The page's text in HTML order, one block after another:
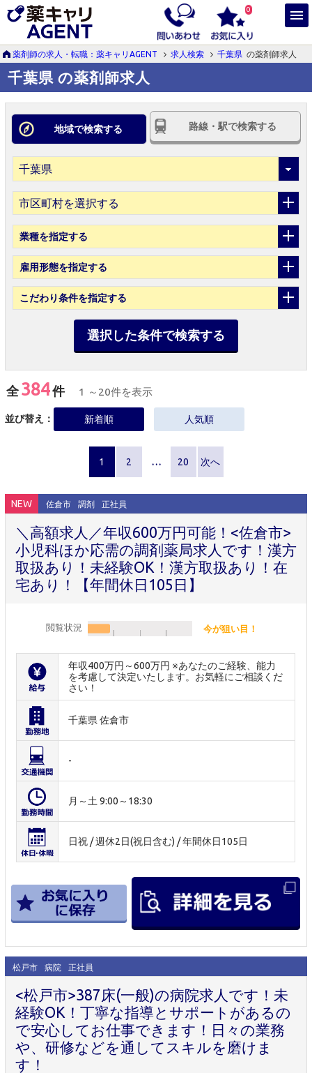
0
薬剤師の求人・転職：薬キャリAGENT 求人検索 千葉県 の薬剤師求人
千葉県 の薬剤師求人
地域で検索する 路線・駅で検索する
市区町村を選択する
業種を指定する
雇用形態を指定する
こだわり条件を指定する
選択した条件で検索する
全384件 1 ～20件を表示
並び替え： 新着順 人気順
1 2 … 20 次へ
NEW 佐倉市 調剤 正社員
＼高額求人／年収600万円可能！<佐倉市>
小児科ほか応需の調剤薬局求人です！漢方
取扱あり！未経験OK！漢方取扱あり！在
宅あり！【年間休日105日】
閲覧状況 今が狙い目！
年収400万円～600万円 ※あなたのご経験、能力
を考慮して決定いたします。お気軽にご相談くだ
さい！
千葉県 佐倉市
-
月～土 9:00～18:30
日祝 / 週休2日(祝日含む) / 年間休日105日
松戸市 病院 正社員
<松戸市>387床(一般)の病院求人です！未
経験OK！丁寧な指導とサポートがあるの
で安心してお仕事できます！日々の業務
や、研修などを通してスキルを磨けま
す！